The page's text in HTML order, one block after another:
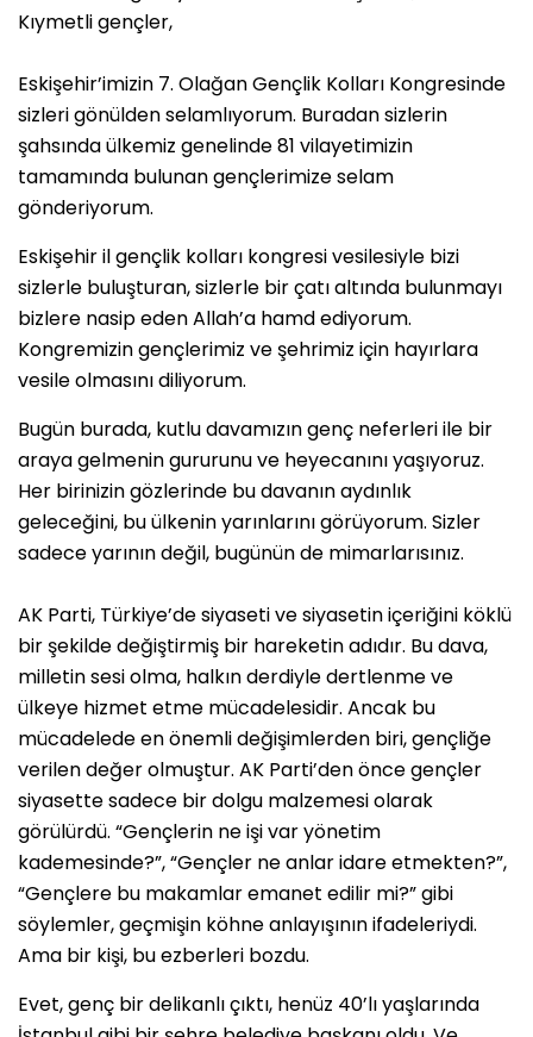
Kıymetli gençler,
Eskişehir’imizin 7. Olağan Gençlik Kolları Kongresinde
sizleri gönülden selamlıyorum. Buradan sizlerin
şahsında ülkemiz genelinde 81 vilayetimizin
tamamında bulunan gençlerimize selam
gönderiyorum.
Eskişehir il gençlik kolları kongresi vesilesiyle bizi
sizlerle buluşturan, sizlerle bir çatı altında bulunmayı
bizlere nasip eden Allah’a hamd ediyorum.
Kongremizin gençlerimiz ve şehrimiz için hayırlara
vesile olmasını diliyorum.
Bugün burada, kutlu davamızın genç neferleri ile bir
araya gelmenin gururunu ve heyecanını yaşıyoruz.
Her birinizin gözlerinde bu davanın aydınlık
geleceğini, bu ülkenin yarınlarını görüyorum. Sizler
sadece yarının değil, bugünün de mimarlarısınız.
AK Parti, Türkiye’de siyaseti ve siyasetin içeriğini köklü
bir şekilde değiştirmiş bir hareketin adıdır. Bu dava,
milletin sesi olma, halkın derdiyle dertlenme ve
ülkeye hizmet etme mücadelesidir. Ancak bu
mücadelede en önemli değişimlerden biri, gençliğe
verilen değer olmuştur. AK Parti’den önce gençler
siyasette sadece bir dolgu malzemesi olarak
görülürdü. “Gençlerin ne işi var yönetim
kademesinde?”, “Gençler ne anlar idare etmekten?”,
“Gençlere bu makamlar emanet edilir mi?” gibi
söylemler, geçmişin köhne anlayışının ifadeleriydi.
Ama bir kişi, bu ezberleri bozdu.
Evet, genç bir delikanlı çıktı, henüz 40’lı yaşlarında